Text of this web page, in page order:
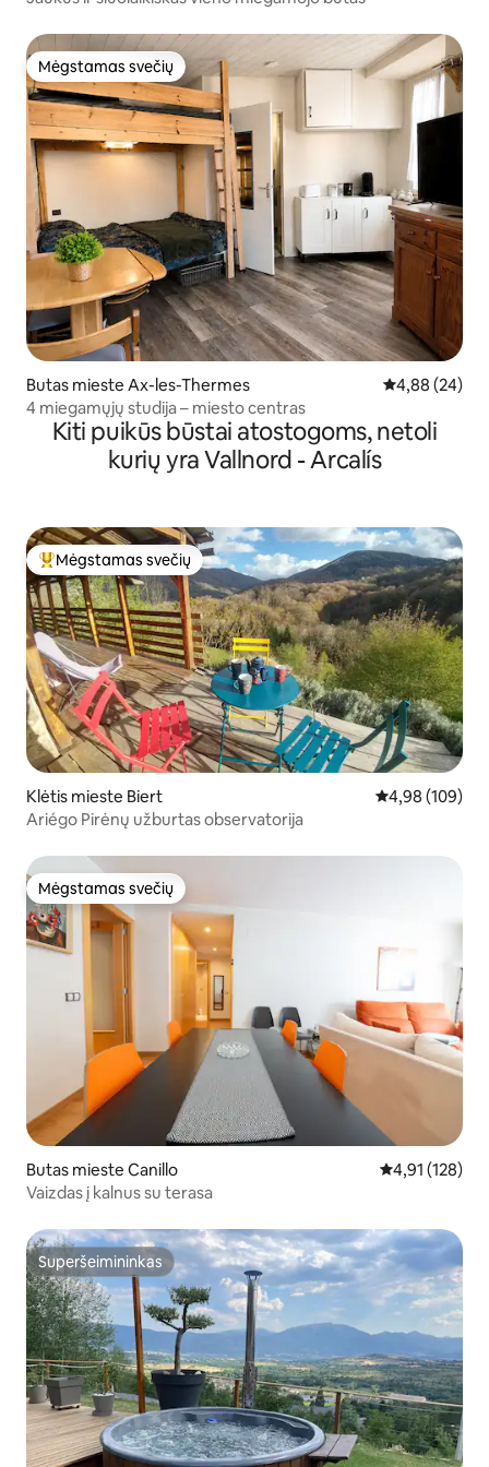
Mėgstamas svečių
Mėgstamas svečių
Butas mieste Ax-les-Thermes Vidutinis
4,88 (24)
4 miegamųjų studija – miesto centras
Kiti puikūs būstai atostogoms, netoli
kurių yra Vallnord - Arcalís
Svečių mėgstamiausias
Mėgstamas svečių
Klėtis mieste Biert Vidutinis
4,98 (109)
Ariégo Pirėnų užburtas observatorija
Mėgstamas svečių
Mėgstamas svečių
Butas mieste Canillo Vidutinis
4,91 (128)
Vaizdas į kalnus su terasa
Superšeimininkas
Superšeimininkas